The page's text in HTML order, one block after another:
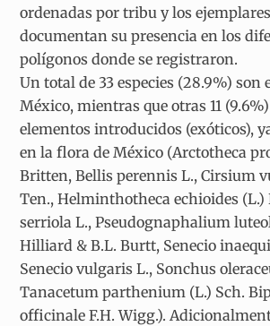
ordenadas por tribu y los
documentan su presencia en los
polígonos donde se registraron.
Un total de 33 especies (28.9%) son
México, mientras que otras 11
elementos introducidos (exóticos),
en la flora de México (Arctotheca
Britten, Bellis perennis L., Cirsium
Ten., Helminthotheca echioides (L.)
serriola L., Pseudognaphalium
Hilliard & B.L. Burtt, Senecio
Senecio vulgaris L., Sonchus
Tanacetum parthenium (L.) Sch.
officinale F.H. Wigg.).